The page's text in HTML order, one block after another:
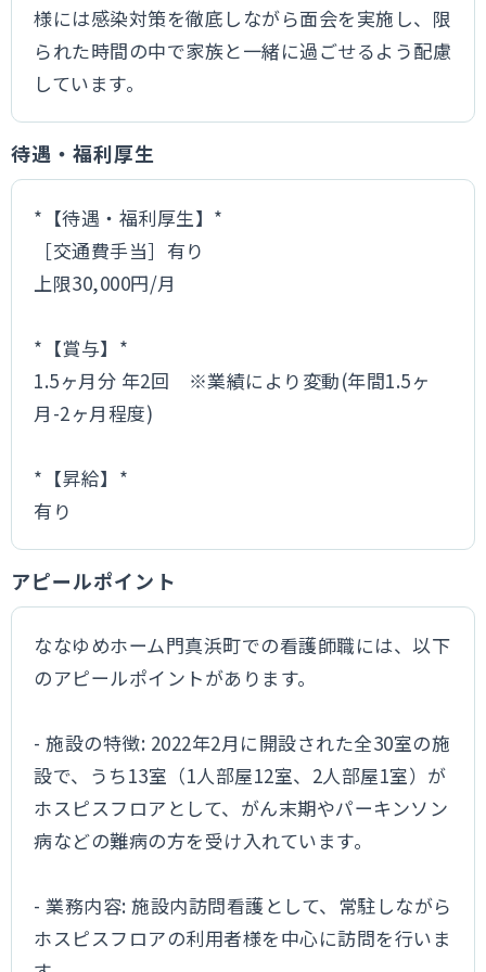
様には感染対策を徹底しながら面会を実施し、限
られた時間の中で家族と一緒に過ごせるよう配慮
しています。
待遇・福利厚生
*【待遇・福利厚生】*
［交通費手当］有り
上限30,000円/月
*【賞与】*
1.5ヶ月分 年2回 ※業績により変動(年間1.5ヶ
月-2ヶ月程度)
*【昇給】*
有り
アピールポイント
ななゆめホーム門真浜町での看護師職には、以下
のアピールポイントがあります。
- 施設の特徴: 2022年2月に開設された全30室の施
設で、うち13室（1人部屋12室、2人部屋1室）が
ホスピスフロアとして、がん末期やパーキンソン
病などの難病の方を受け入れています。
- 業務内容: 施設内訪問看護として、常駐しながら
ホスピスフロアの利用者様を中心に訪問を行いま